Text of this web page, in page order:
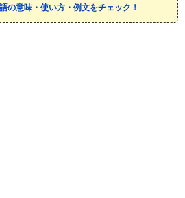
の意味・使い方・例文をチェック！